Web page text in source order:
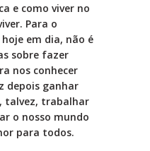
e como viver no
Para o
em dia, não é
sobre fazer
nos conhecer
depois ganhar
talvez, trabalhar
o nosso mundo
para todos.